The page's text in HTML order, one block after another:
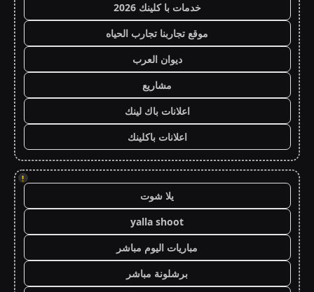
خدمات با كلينك 2026
موقع تجاربنا تجارب الحياه
ديوان العرب
مشاريع
اعلانات باك لينك
اعلانات باكلينك
!
يلا شوت
yalla shoot
مباريات اليوم مباشر
برشلونة مباشر